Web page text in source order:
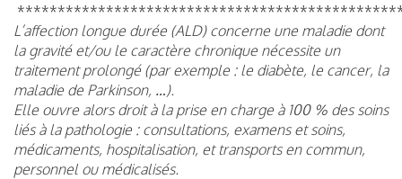
L’affection longue durée (ALD) concerne une maladie dont
la gravité et/ou le caractère chronique nécessite un
traitement prolongé (par exemple : le diabète, le cancer, la
maladie de Parkinson, …).
Elle ouvre alors droit à la prise en charge à 100 % des soins
liés à la pathologie : consultations, examens et soins,
médicaments, hospitalisation, et transports en commun,
personnel ou médicalisés.